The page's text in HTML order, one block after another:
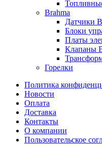
Brahma
Датчики
Блоки
Платы
Клапаны
Горелки
Политика
Новости
Оплата
Доставка
Контакты
О компании
Пользовательское